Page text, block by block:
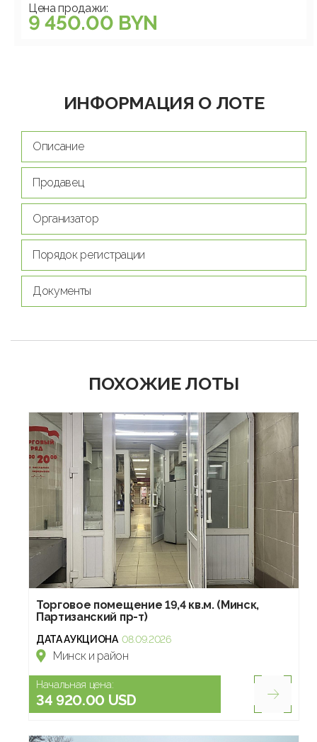
Цена продажи:
9 450.00 BYN
ИНФОРМАЦИЯ О ЛОТЕ
Описание
Продавец
Организатор
Порядок регистрации
Документы
ПОХОЖИЕ ЛОТЫ
Торговое помещение 19,4 кв.м. (Минск,
Партизанский пр-т)
ДАТА АУКЦИОНА 08.09.2026
Минск и район
Начальная цена:
34 920.00 USD